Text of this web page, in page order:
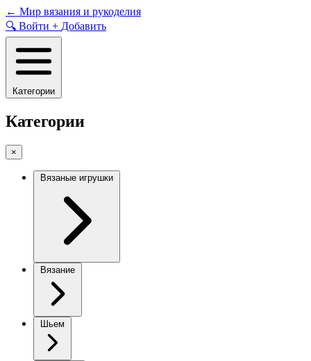
Skip
to
content
← Мир вязания и рукоделия
🔍 Войти + Добавить
Категории
Категории
×
Вязаные игрушки
Вязание
Шьем